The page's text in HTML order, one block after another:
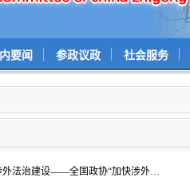
要闻 参政议政 社会服务
外法治建设——全国政协“加快涉外…